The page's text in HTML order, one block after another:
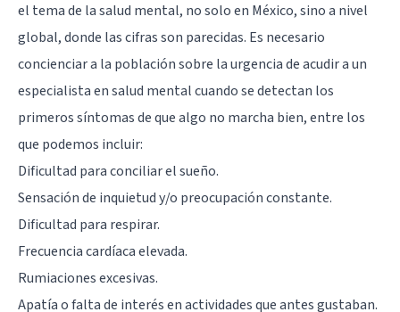
el tema de la salud mental, no solo en México, sino a nivel
global, donde las cifras son parecidas. Es necesario
concienciar a la población sobre la urgencia de acudir a un
especialista en salud mental cuando se detectan los
primeros síntomas de que algo no marcha bien, entre los
que podemos incluir:
Dificultad para conciliar el sueño.
Sensación de inquietud y/o preocupación constante.
Dificultad para respirar.
Frecuencia cardíaca elevada.
Rumiaciones excesivas.
Apatía o falta de interés en actividades que antes gustaban.